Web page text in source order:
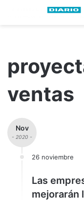
ventas
Nov
- 2020 -
26 noviembre
Las
mejorarán